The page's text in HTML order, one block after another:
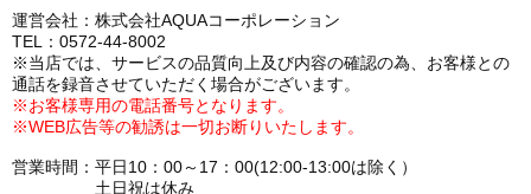
運営会社：株式会社AQUAコーポレーション
TEL：0572-44-8002
※当店では、サービスの品質向上及び内容の確認の為、お客様との
通話を録音させていただく場合がございます。
※お客様専用の電話番号となります。
※WEB広告等の勧誘は一切お断りいたします。
営業時間：平日10：00～17：00(12:00-13:00は除く）
土日祝は休み